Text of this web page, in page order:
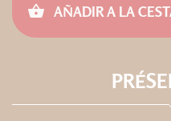
AÑADIR A LA